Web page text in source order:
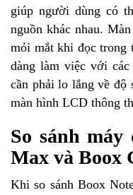
giúp người dùng có
nguồn khác nhau.
mỏi mắt khi đọc trong
dàng làm việc với
cần phải lo lắng về độ
màn hình LCD thông
So sánh máy
Max và Boox
Khi so sánh Boox